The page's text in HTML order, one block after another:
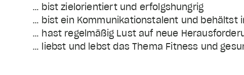
… bist zielorientiert und erfolgshungrig
… bist ein Kommunikationstalent und behältst
… hast regelmäßig Lust auf neue
… liebst und lebst das Thema Fitness und